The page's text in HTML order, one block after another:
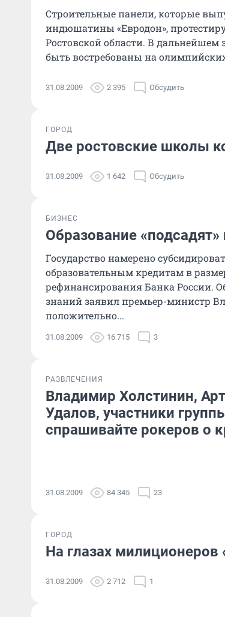
Строительные панели, которые
индюшатины «Евродон»,
Ростовской области. В дальнейшем
быть востребованы на
31.08.2009 2 395 Обсудить
ГОРОД
Две ростовские школы
31.08.2009 1 642 Обсудить
БИЗНЕС
Образование
Государство намерено
образовательным кредитам в
рефинансирования Банка России.
знаний заявил премьер-министр
положительно...
31.08.2009 16 715 3
РАЗВЛЕЧЕНИЯ
Владимир Холстинин,
Удалов, участники
спрашивайте рокеров о
31.08.2009 84 345 23
ГОРОД
На глазах милиционеров
31.08.2009 2 712 1